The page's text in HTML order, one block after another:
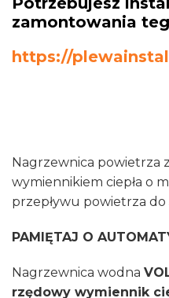
zamontowania
https://
Nagrzewnica powietrza
wymiennikiem ciepła o
przepływu powietrza do
PAMIĘTAJ O
Nagrzewnica wodna
rzędowy wymiennik